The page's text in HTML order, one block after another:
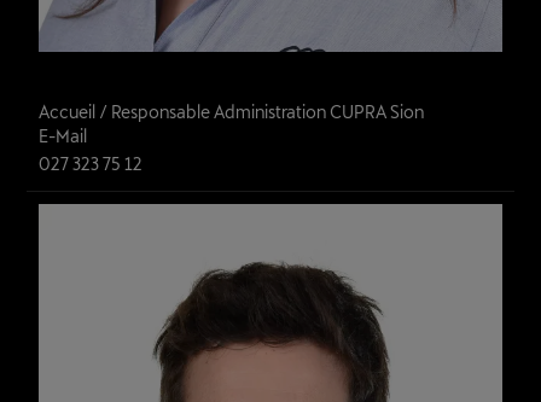
Accueil / Responsable Administration CUPRA Sion
E-Mail
027 323 75 12